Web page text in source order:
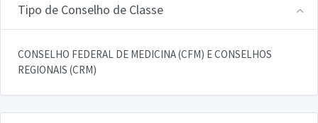
Tipo de Conselho de Classe
CONSELHO FEDERAL DE MEDICINA (CFM) E CONSELHOS
REGIONAIS (CRM)